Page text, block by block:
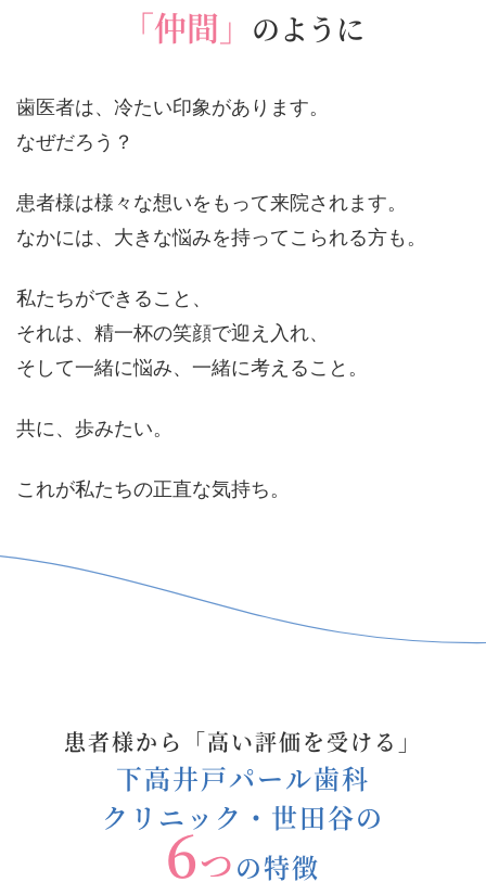
「仲間」 のように
歯医者は、冷たい印象があります。
なぜだろう？
患者様は様々な想いをもって来院されます。
なかには、大きな悩みを持ってこられる方も。
私たちができること、
それは、精一杯の笑顔で迎え入れ、
そして一緒に悩み、一緒に考えること。
共に、歩みたい。
これが私たちの正直な気持ち。
患者様から「高い評価を受ける」
下高井戸パール歯科
クリニック・世田谷の
6つの特徴